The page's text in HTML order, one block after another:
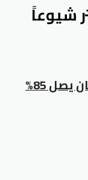
شيوعاً
كود خصم ريفا فاشون سلطنة عمان يصل 85%